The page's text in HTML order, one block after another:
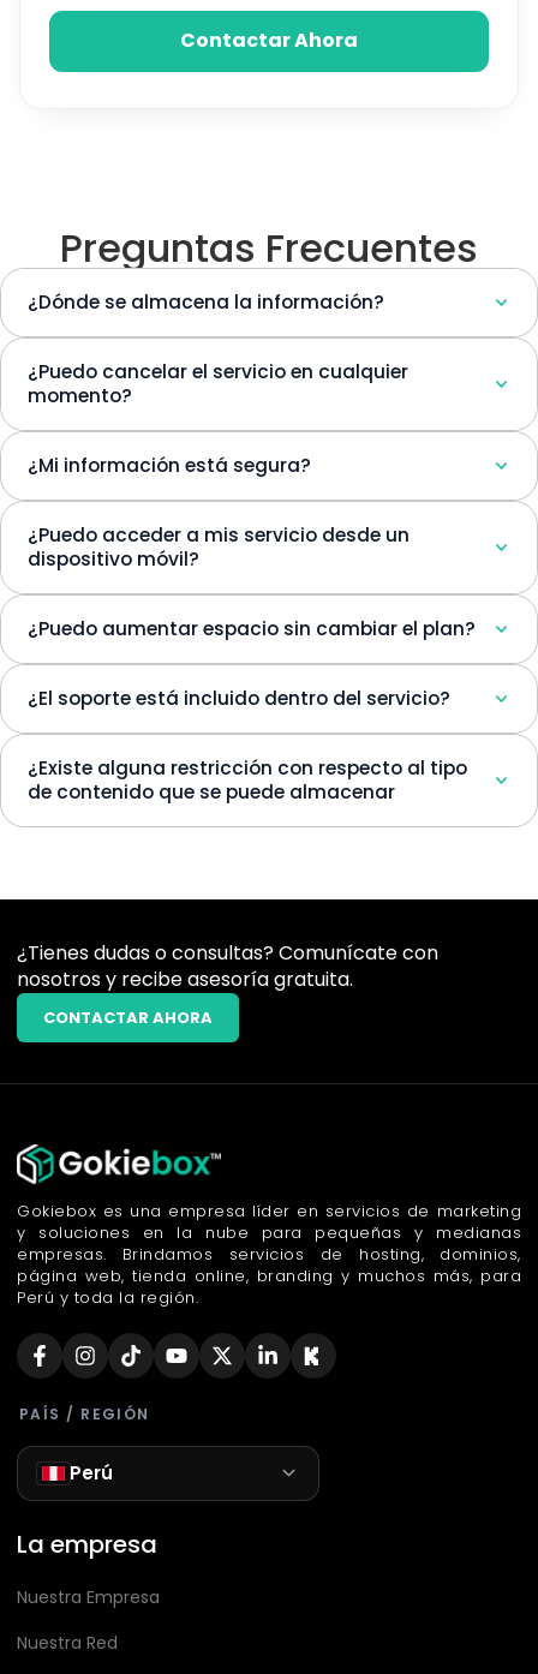
Contactar Ahora
Preguntas Frecuentes
¿Dónde se almacena la información?
¿Puedo cancelar el servicio en cualquier
momento?
¿Mi información está segura?
¿Puedo acceder a mis servicio desde un
dispositivo móvil?
¿Puedo aumentar espacio sin cambiar el plan?
¿El soporte está incluido dentro del servicio?
¿Existe alguna restricción con respecto al tipo
de contenido que se puede almacenar
¿Tienes dudas o consultas? Comunícate con
nosotros y recibe asesoría gratuita.
CONTACTAR AHORA
Gokiebox es una empresa líder en servicios de marketing
y soluciones en la nube para pequeñas y medianas
empresas. Brindamos servicios de hosting, dominios,
página web, tienda online, branding y muchos más, para
Perú y toda la región.
PAÍS / REGIÓN
Perú
La empresa
Nuestra Empresa
Nuestra Red